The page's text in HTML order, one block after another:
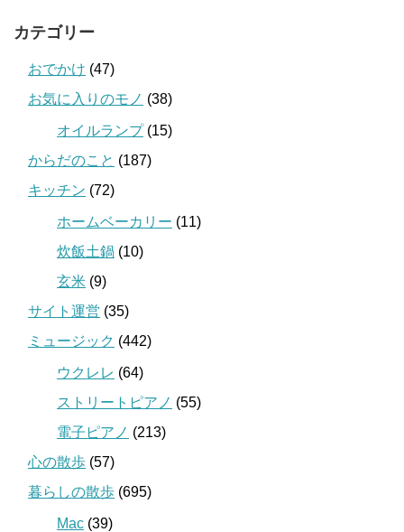
カテゴリー
おでかけ (47)
お気に入りのモノ (38)
オイルランプ(15)
からだのこと (187)
キッチン (72)
ホームベーカリー (11)
炊飯土鍋 (10)
玄米 (9)
サイト運営 (35)
ミュージック (442)
ウクレレ (64)
ストリートピアノ (55)
電子ピアノ (213)
心の散歩 (57)
暮らしの散歩 (695)
Mac (39)